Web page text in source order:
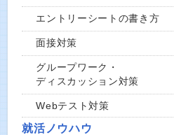
エントリーシートの書き方
面接対策
グループワーク・
ディスカッション対策
Webテスト対策
就活ノウハウ